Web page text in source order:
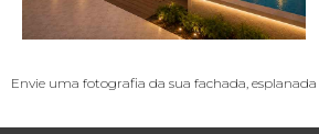
Envie uma fotografia da sua fachada,